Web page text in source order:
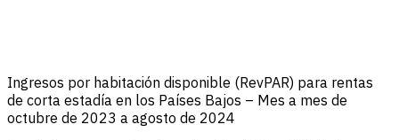
Ingresos por habitación disponible (RevPAR) para rentas
de corta estadía en los Países Bajos – Mes a mes de
octubre de 2023 a agosto de 2024